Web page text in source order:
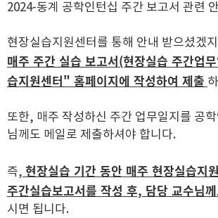
2024-동계 공학인턴십 주간 보고서 관련
현장실습지원센터를 통해 안내 받으셨겠
매주 주간 실습 보고서(현장실습 주간업
습지원센터" 홈페이지에 작성하여 제출
또한, 매주 작성하신 주간 업무일지를 공
님께도 메일로 제출하셔야 합니다.
즉, 현장실습 기간 동안 매주 현장실습지
주간실습보고서를 작성 후, 담당 교수님
시면 됩니다.